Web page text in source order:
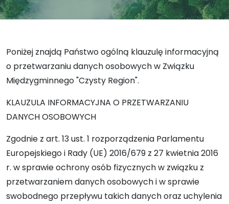
Poniżej znajdą Państwo ogólną klauzulę informacyjną
o przetwarzaniu danych osobowych w Związku
Międzygminnego "Czysty Region".
KLAUZULA INFORMACYJNA O PRZETWARZANIU
DANYCH OSOBOWYCH
Zgodnie z art. 13 ust. 1 rozporządzenia Parlamentu
Europejskiego i Rady (UE) 2016/679 z 27 kwietnia 2016
r. w sprawie ochrony osób fizycznych w związku z
przetwarzaniem danych osobowych i w sprawie
swobodnego przepływu takich danych oraz uchylenia